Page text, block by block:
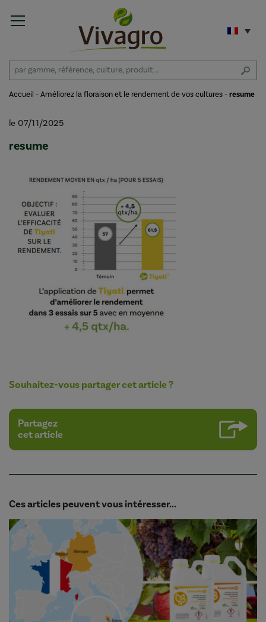
Accueil -Améliorez la floraison et le rendement de vos cultures -resume
le 07/11/2025
resume
Souhaitez-vous partager cet article ?
Partagez
cet article
Ces articles peuvent vous intéresser...